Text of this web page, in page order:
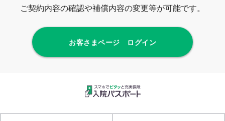
ご契約内容の確認や補償内容の変更等が可能です。
お客さまページ ログイン